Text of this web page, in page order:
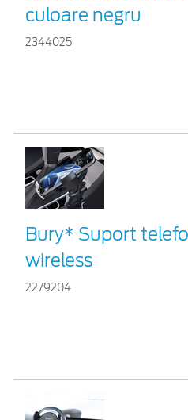
culoare negru
2344025
Bury* Suport
wireless
2279204